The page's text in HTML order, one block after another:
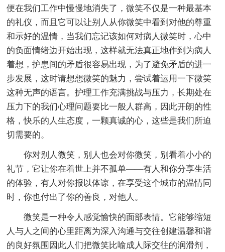
便在我们工作中慢慢地消失了，微笑不仅是一种最基本
的礼仪，而且它可以让别人从你微笑中看到对他的尊重
和示好的温情，当我们忘记该如何对病人微笑时，心中
的负面情绪边开始出现，这样就无法真正地作到为病人
着想，护患间的矛盾很容易出现，为了避免矛盾的进一
步发展，这时请想想微笑的魅力，尝试着运用一下微笑
这种无声的语言。护理工作充满挑战与压力，长期处在
压力下的我们心理问题要比一般人群高，因此开朗的性
格，快乐的人生态度，一颗真诚的心，这些是我们所迫
切需要的。
你对别人微笑，别人也会对你微笑，别看着小小的
礼节，它让你在着世上并不孤单——有人和你分享生活
的体验，有人对你报以体谅，在享受这个城市的温情同
时，你也付出了你的善良，对他人。
微笑是一种令人感觉愉快的面部表情。它能够缩短
人与人之间的心里距离为深入沟通与交往创建温馨和谐
的良好氛围因此人们把微笑比喻成人际交往的润滑剂，